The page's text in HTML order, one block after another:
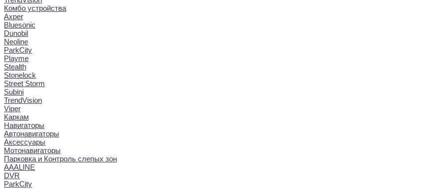
Комбо устройства
Axper
Bluesonic
Dunobil
Neoline
ParkCity
Playme
Stealth
Stonelock
Street Storm
Subini
TrendVision
Viper
Каркам
Навигаторы
Автонавигаторы
Аксессуары
Мотонавигаторы
Парковка и Контроль слепых зон
AAALINE
DVR
ParkCity